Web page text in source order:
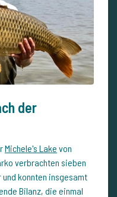
der
Michele's Lake von
verbrachten sieben
konnten insgesamt
Bilanz, die einmal